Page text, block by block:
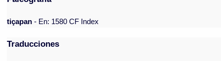
tiçapan - En: 1580 CF Index
Traducciones